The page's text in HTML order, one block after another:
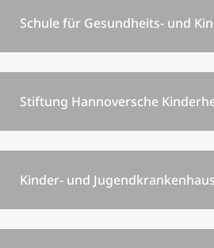
Schule für Gesundheits- und
Stiftung Hannoversche
Kinder- und Jugendkrankenhaus